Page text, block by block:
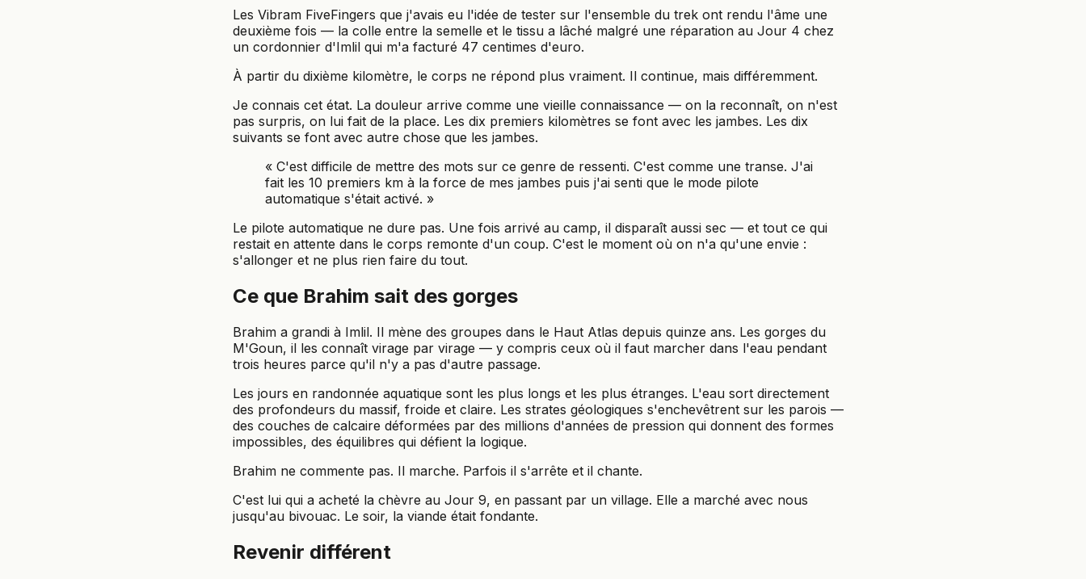
Les Vibram FiveFingers que j'avais eu l'idée de tester sur l'ensemble du trek ont rendu l'âme une
deuxième fois — la colle entre la semelle et le tissu a lâché malgré une réparation au Jour 4 chez
un cordonnier d'Imlil qui m'a facturé 47 centimes d'euro.
À partir du dixième kilomètre, le corps ne répond plus vraiment. Il continue, mais différemment.
Je connais cet état. La douleur arrive comme une vieille connaissance — on la reconnaît, on n'est
pas surpris, on lui fait de la place. Les dix premiers kilomètres se font avec les jambes. Les dix
suivants se font avec autre chose que les jambes.
« C'est difficile de mettre des mots sur ce genre de ressenti. C'est comme une transe. J'ai
fait les 10 premiers km à la force de mes jambes puis j'ai senti que le mode pilote
automatique s'était activé. »
Le pilote automatique ne dure pas. Une fois arrivé au camp, il disparaît aussi sec — et tout ce qui
restait en attente dans le corps remonte d'un coup. C'est le moment où on n'a qu'une envie :
s'allonger et ne plus rien faire du tout.
Ce que Brahim sait des gorges
Brahim a grandi à Imlil. Il mène des groupes dans le Haut Atlas depuis quinze ans. Les gorges du
M'Goun, il les connaît virage par virage — y compris ceux où il faut marcher dans l'eau pendant
trois heures parce qu'il n'y a pas d'autre passage.
Les jours en randonnée aquatique sont les plus longs et les plus étranges. L'eau sort directement
des profondeurs du massif, froide et claire. Les strates géologiques s'enchevêtrent sur les parois —
des couches de calcaire déformées par des millions d'années de pression qui donnent des formes
impossibles, des équilibres qui défient la logique.
Brahim ne commente pas. Il marche. Parfois il s'arrête et il chante.
C'est lui qui a acheté la chèvre au Jour 9, en passant par un village. Elle a marché avec nous
jusqu'au bivouac. Le soir, la viande était fondante.
Revenir différent